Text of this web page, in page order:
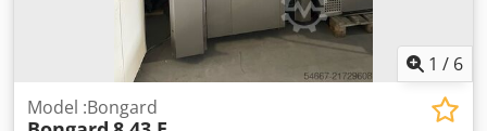
1 / 6
Model :Bongard